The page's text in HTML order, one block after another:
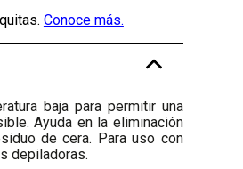
-
baja para permitir una
Ayuda en la eliminación
de cera. Para uso con
depiladoras.